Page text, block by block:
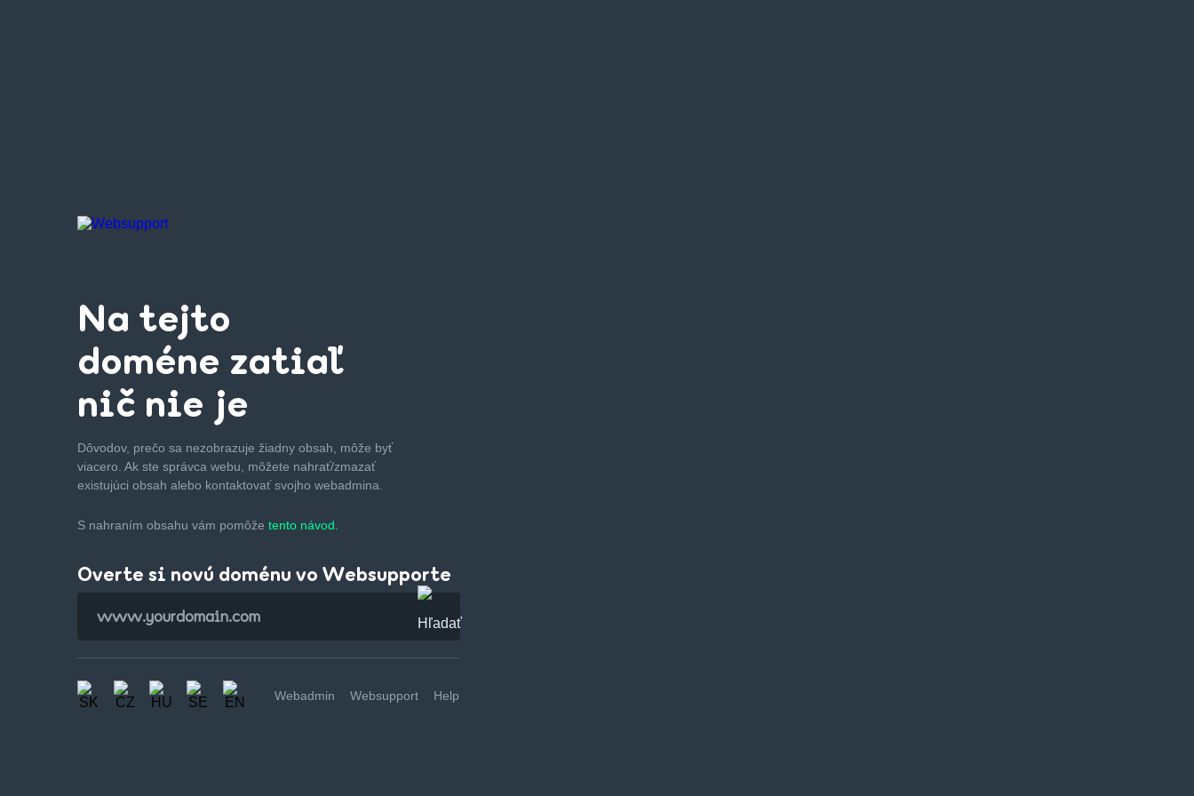
Na tejto
doméne zatiaľ
nič nie je
Dôvodov, prečo sa nezobrazuje žiadny obsah, môže byť
viacero. Ak ste správca webu, môžete nahrať/zmazať
existujúci obsah alebo kontaktovať svojho webadmina.
S nahraním obsahu vám pomôže tento návod.
Overte si novú doménu vo Websupporte
Webadmin Websupport Help